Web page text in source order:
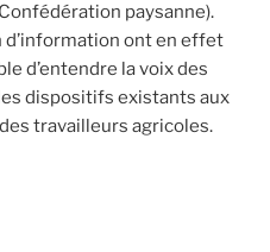
paysanne).
d’information ont en effet
d’entendre la voix des
dispositifs existants aux
travailleurs agricoles.